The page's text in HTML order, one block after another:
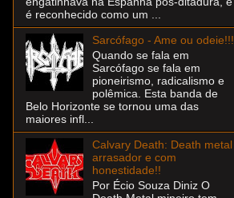
é reconhecido como um ...
Sarcófago - Ame ou odeie!!!
Quando se fala em
Sarcófago se fala em
pioneirismo, radicalismo e
polêmica. Esta banda de
Belo Horizonte se tornou uma das
maiores infl...
Calvary Death: Death metal
arrasador e com
honestidade!!
Por Écio Souza Diniz O